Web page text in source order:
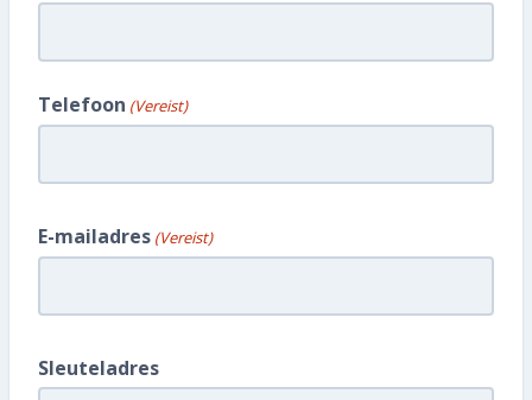
Telefoon (Vereist)
E-mailadres (Vereist)
Sleuteladres